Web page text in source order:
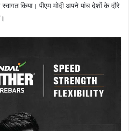
स्वागत किया। पीएम मोदी अपने पांच देशों के दौरे